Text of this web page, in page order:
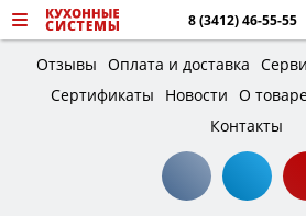
8 (3412) 46-55-55
Отзывы Оплата и доставка
Сертификаты
Новости О
Контакты